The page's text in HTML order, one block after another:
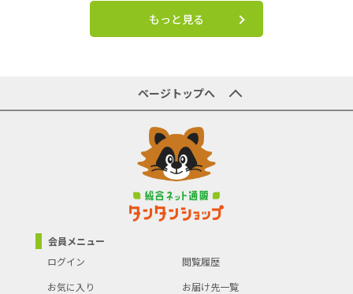
もっと見る
ページトップへ
会員メニュー
ログイン
閲覧履歴
お気に入り
お届け先一覧